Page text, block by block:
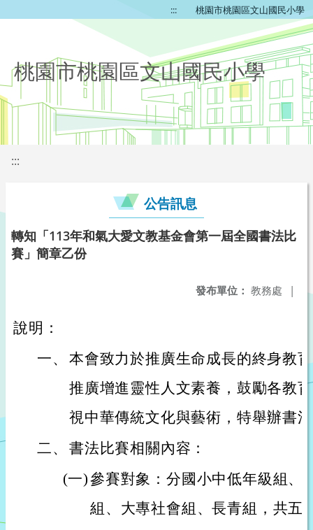
::: 桃園市桃園區文山國民小學
桃園市桃園區文山國民小學
:::
公告訊息
轉知「113年和氣大愛文教基金會第一屆全國書法比
賽」簡章乙份
發布單位： 教務處 |
說明：
一、 本會致力於推廣生命成長的終身教
推廣增進靈性人文素養，鼓勵各教
視中華傳統文化與藝術，特舉辦書
二、 書法比賽相關內容：
(一)參賽對象：分國小中低年級組、
組、大專社會組、長青組，共五